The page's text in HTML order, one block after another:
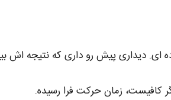
ای. دیداری پیش رو داری که نتیجه‌ اش
زمان حرکت فرا رسیده.